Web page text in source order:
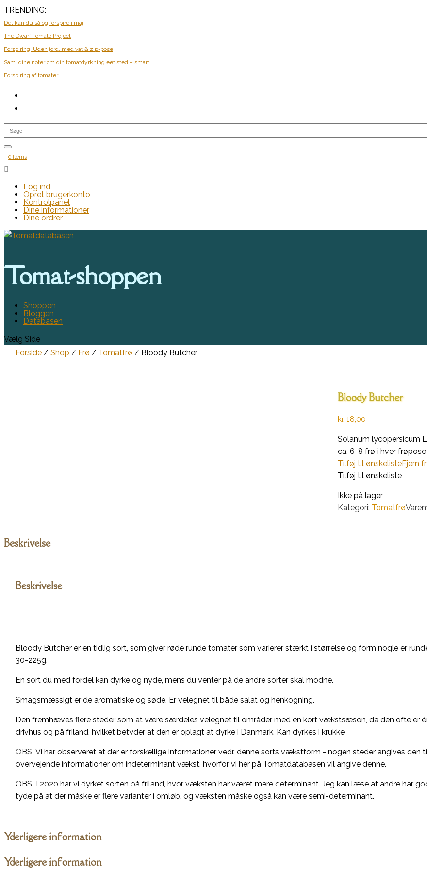
TRENDING:
Det kan du så og forspire i maj
The Dwarf Tomato Project
Forspiring: Uden jord, med vat & zip-pose
Saml dine noter om din tomatdyrkning eet sted – smart, ...
Forspiring af tomater
0 Items

Log ind
Opret brugerkonto
Kontrolpanel
Dine informationer
Dine ordrer
Tomat-shoppen
Shoppen
Bloggen
Databasen
Vælg Side
Forside / Shop / Frø / Tomatfrø / Bloody Butcher
Bloody Butcher
kr. 18,00
Solanum lycopersicum
ca. 6-8 frø i hver frøpose
Tilføj til ønskelisteFjern
Tilføj til ønskeliste
Ikke på lager
Kategori: Tomatfrø
Beskrivelse
Beskrivelse
Bloody Butcher er en tidlig sort, som giver røde runde tomater som varierer stærkt i størrelse og form nogle er
30-225g.
En sort du med fordel kan dyrke og nyde, mens du venter på de andre sorter skal modne.
Smagsmæssigt er de aromatiske og søde. Er velegnet til både salat og henkogning.
Den fremhæves flere steder som at være særdeles velegnet til områder med en kort vækstsæson, da den ofte er
drivhus og på friland, hvilket betyder at den er oplagt at dyrke i Danmark. Kan dyrkes i krukke.
OBS! Vi har observeret at der er forskellige informationer vedr. denne sorts vækstform - nogen steder angives den
overvejende informationer om indeterminant vækst, hvorfor vi her på Tomatdatabasen vil angive denne.
OBS! I 2020 har vi dyrket sorten på friland, hvor væksten har været mere determinant. Jeg kan læse at andre har
tyde på at der måske er flere varianter i omløb, og væksten måske også kan være semi-determinant.
Yderligere information
Yderligere information